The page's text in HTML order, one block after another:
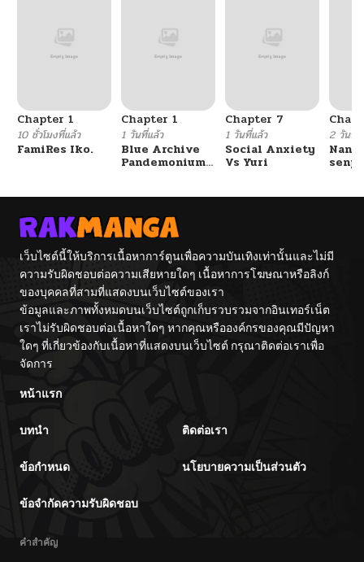
Chapter 1
10 ชั่วโมงที่แล้ว
FamiRes Iko.
Chapter 1
1 วันที่แล้ว
Blue Archive
Pandemonium
Chapter 7
1 วันที่แล้ว
Social Anxiety
Vs Yuri
2 วันที่แ
เว็บไซต์นี้ให้บริการเนื้อหาการ์ตูนเพื่อความบันเทิงเท่านั้นและไม่มี
ความรับผิดชอบต่อความเสียหายใดๆ เนื้อหาการโฆษณาหรือลิงก์
ของบุคคลที่สามที่แสดงบนเว็บไซต์ของเรา
ข้อมูลและภาพทั้งหมดบนเว็บไซต์ถูกเก็บรวบรวมจากอินเทอร์เน็ต
เราไม่รับผิดชอบต่อเนื้อหาใดๆ หากคุณหรือองค์กรของคุณมีปัญหา
ใดๆ ที่เกี่ยวข้องกับเนื้อหาที่แสดงบนเว็บไซต์ กรุณาติดต่อเราเพื่อ
จัดการ
หน้าแรก
บทนำ ติดต่อเรา
ข้อกำหนด นโยบายความเป็นส่วนตัว
ข้อจำกัดความรับผิดชอบ
คำสำคัญ